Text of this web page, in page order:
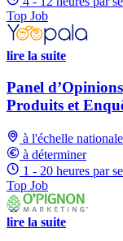
Top Job
lire la suite
Panel
Produits et
à l'échelle nationale
à déterminer
1 - 20 heures par
Top Job
lire la suite